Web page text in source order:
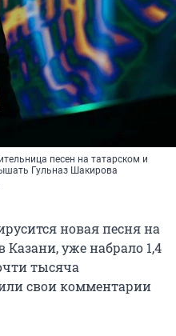
песен на татарском и
Гульназ Шакирова
новая песня на
Казани, уже набрало 1,4
тысяча
свои комментарии